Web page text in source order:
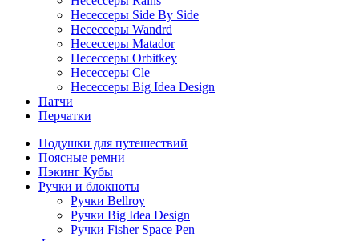
Несессеры Side By Side
Несессеры Wandrd
Несессеры Matador
Несессеры Orbitkey
Несессеры Cle
Несессеры Big Idea Design
Патчи
Перчатки
Подушки для путешествий
Поясные ремни
Пэкинг Кубы
Ручки и блокноты
Ручки Bellroy
Ручки Big Idea Design
Ручки Fisher Space Pen